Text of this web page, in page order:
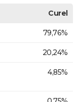
Curel
79,76%
20,24%
4,85%